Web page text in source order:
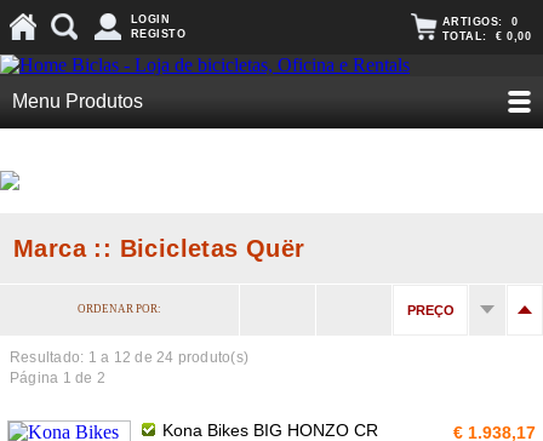
LOGIN
REGISTO
ARTIGOS: 0
TOTAL: € 0,00
Menu Produtos
Marca :: Bicicletas Quër
ORDENAR POR: PREÇO
Resultado: 1 a 12 de 24 produto(s)
Página 1 de 2
Kona Bikes BIG HONZO CR € 1.938,17